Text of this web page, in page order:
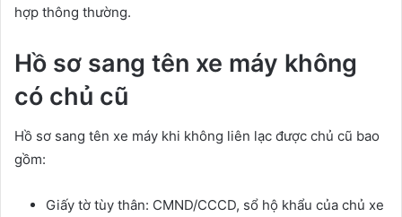
hợp thông thường.
Hồ sơ sang tên xe máy không
có chủ cũ
Hồ sơ sang tên xe máy khi không liên lạc được chủ cũ bao
gồm:
Giấy tờ tùy thân: CMND/CCCD, sổ hộ khẩu của chủ xe